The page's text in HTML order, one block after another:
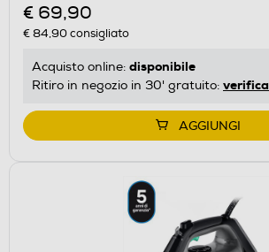
€ 69,90
€ 84,90consigliato
Acquisto online: disponibile
Ritiro in negozio in 30' gratuito: verifica
AGGIUNGI